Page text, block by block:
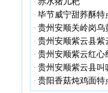
·
· 毕节威宁甜荞酥特
· 贵州安顺关岭岗乌
· 贵州安顺紫云县紫
· 贵州安顺紫云红心
· 贵州安顺紫云县叫
· 贵阳香菇炖鸡面特